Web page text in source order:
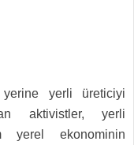
yerine yerli üreticiyi
aktivistler, yerli
yerel ekonominin